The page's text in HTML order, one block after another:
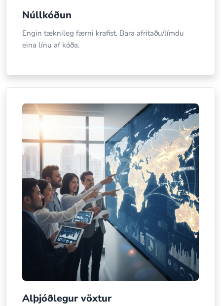
Núllkóðun
Engin tæknileg færni krafist. Bara afritaðu/límdu
eina línu af kóða.
Alþjóðlegur vöxtur